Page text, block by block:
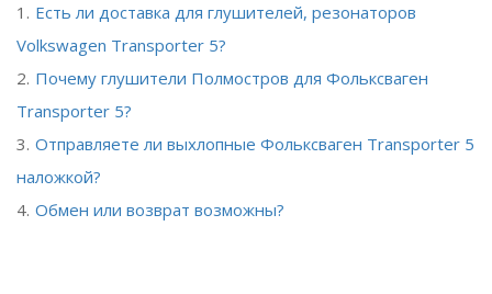
Есть ли доставка для глушителей, резонаторов
Volkswagen Transporter 5?
Почему глушители Полмостров для Фольксваген
Transporter 5?
Отправляете ли выхлопные Фольксваген Transporter 5
наложкой?
Обмен или возврат возможны?